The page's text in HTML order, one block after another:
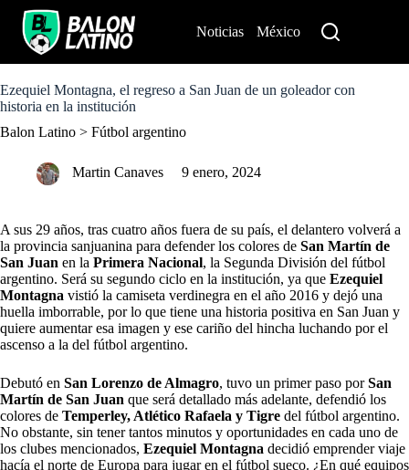
o
c
n
Noticias México
Ezequiel Montagna, el regreso a San Juan de un goleador con
historia en la institución
Balon Latino > Fútbol argentino
Martin Canaves 9 enero, 2024
A sus 29 años, tras cuatro años fuera de su país, el delantero volverá a
la provincia sanjuanina para defender los colores de San Martín de
San Juan en la Primera Nacional, la Segunda División del fútbol
argentino. Será su segundo ciclo en la institución, ya que Ezequiel
Montagna vistió la camiseta verdinegra en el año 2016 y dejó una
huella imborrable, por lo que tiene una historia positiva en San Juan y
quiere aumentar esa imagen y ese cariño del hincha luchando por el
ascenso a la del fútbol argentino.
Debutó en San Lorenzo de Almagro, tuvo un primer paso porSan
Martín de San Juan que será detallado más adelante, defendió los
colores de Temperley, Atlético Rafaela y Tigre del fútbol argentino.
No obstante, sin tener tantos minutos y oportunidades en cada uno de
los clubes mencionados, Ezequiel Montagna decidió emprender viaje
hacía el norte de Europa para jugar en el fútbol sueco. ¿En qué equipos